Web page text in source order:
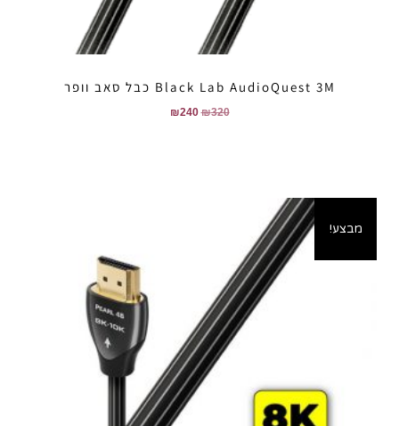
Black Lab AudioQuest 3M כבל סאב וופר
₪320
₪240
מבצע!